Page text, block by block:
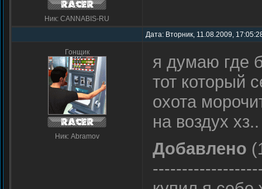
Ник: CANNABIS-RU
Дата: Вторник, 11.08.2009,
Гонщик
Ник: Abramov
я думаю где
тот который
охота
на воздух хз..
Добавлено